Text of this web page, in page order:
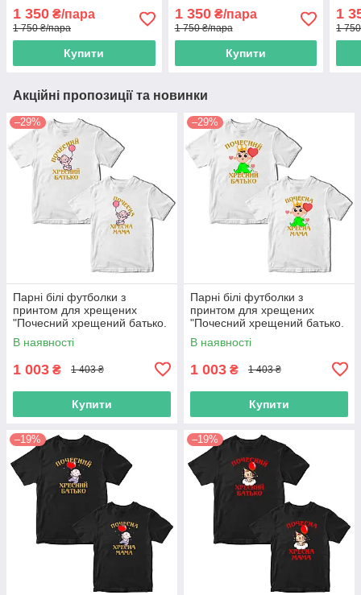
1 350 ₴/пара
1 750 ₴/пара
Купити
1 350₴/пара
1 750 ₴/пара
Купити
1
1
Акційні пропозиції та новинки
–29%
Парні білі футболки з
принтом для хрещених
"Почесний хрещений батько.
Почесна хрещена мама"
Push IT
В наявності
1 003 ₴ 1 403 ₴
Купити
–29%
Парні білі футболки з
принтом для хрещених
"Почесний хрещений батько.
Почесна хрещена мама"
Push IT
В наявності
1 003 ₴ 1 403 ₴
Купити
–19% –19%